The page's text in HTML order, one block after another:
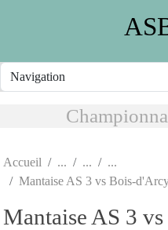
Accueil
Mantaise AS 3 vs Bois-
Mantaise AS 3